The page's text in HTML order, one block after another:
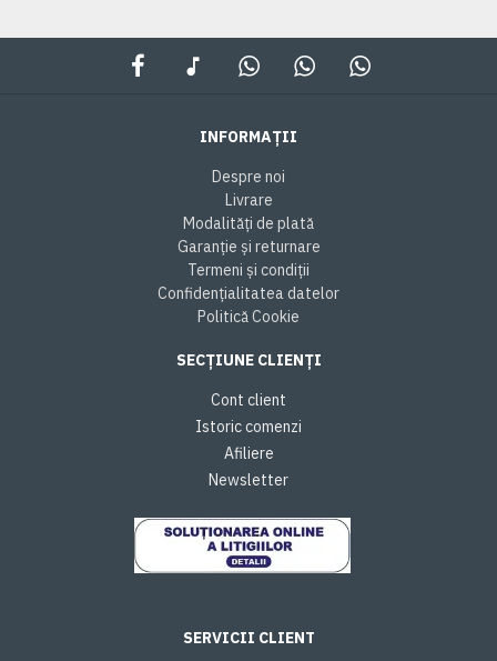
INFORMAȚII
Despre noi
Livrare
Modalități de plată
Garanție și returnare
Termeni și condiții
Confidențialitatea datelor
Politică Cookie
SECȚIUNE CLIENȚI
Cont client
Istoric comenzi
Afiliere
Newsletter
SERVICII CLIENT